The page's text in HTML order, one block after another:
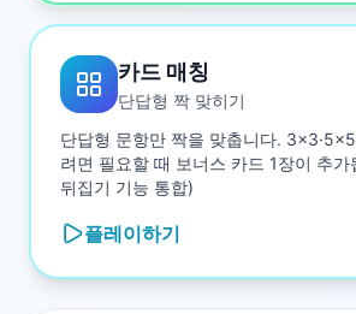
카드 매칭
단답형 짝 맞히기
단답형 문항만 짝을 맞춥니다.
려면 필요할 때 보너스 카드 1장이 추가
뒤집기 기능 통합)
플레이하기